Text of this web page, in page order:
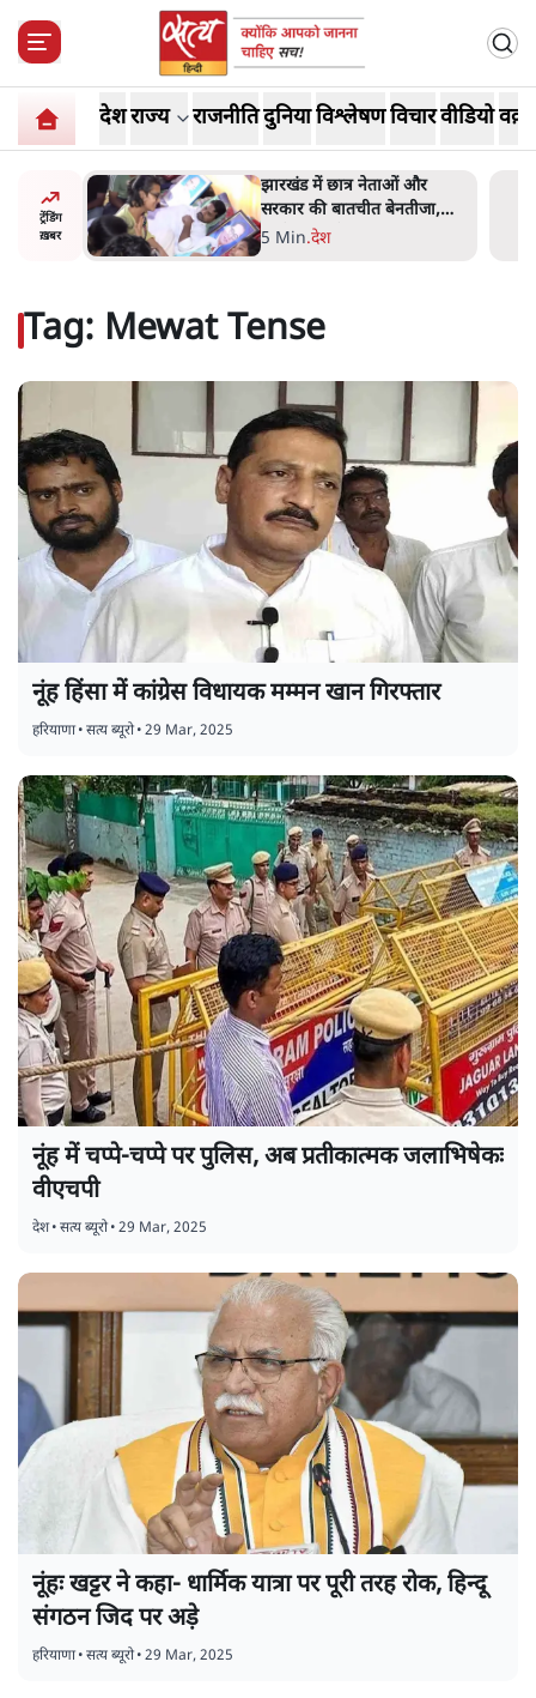
देशराज्य राजनीतिदुनियाविश्लेषणविचारवीडियो
ट्रेंडिंग
ख़बर
झारखंड में छात्र नेताओं और
सरकार की बातचीत बेनतीजा,
आंदोलन जारी
5 Min.देश
Tag: Mewat Tense
नूंह हिंसा में कांग्रेस विधायक मम्मन खान गिरफ्तार
हरियाणा•सत्य ब्यूरो•29 Mar, 2025
नूंह में चप्पे-चप्पे पर पुलिस, अब प्रतीकात्मक जलाभिषेकः
वीएचपी
देश•सत्य ब्यूरो•29 Mar, 2025
नूंहः खट्टर ने कहा- धार्मिक यात्रा पर पूरी तरह रोक, हिन्दू
संगठन जिद पर अड़े
हरियाणा•सत्य ब्यूरो•29 Mar, 2025